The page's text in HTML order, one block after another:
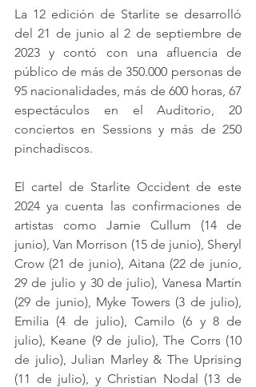
La 12 edición de Starlite se desarrolló
del 21 de junio al 2 de septiembre de
2023 y contó con una afluencia de
público de más de 350.000 personas de
95 nacionalidades, más de 600 horas, 67
espectáculos en el Auditorio, 20
conciertos en Sessions y más de 250
pinchadiscos.
El cartel de Starlite Occident de este
2024 ya cuenta las confirmaciones de
artistas como Jamie Cullum (14 de
junio), Van Morrison (15 de junio), Sheryl
Crow (21 de junio), Aitana (22 de junio,
29 de julio y 30 de julio), Vanesa Martín
(29 de junio), Myke Towers (3 de julio),
Emilia (4 de julio), Camilo (6 y 8 de
julio), Keane (9 de julio), The Corrs (10
de julio), Julian Marley & The Uprising
(11 de julio), y Christian Nodal (13 de